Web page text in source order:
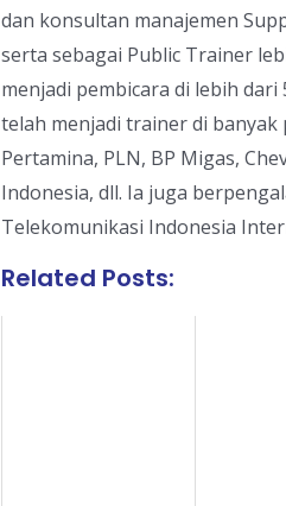
dan konsultan manajemen
serta sebagai Public Trainer
menjadi pembicara di lebih
telah menjadi trainer di
Pertamina, PLN, BP Migas,
Indonesia, dll. Ia juga
Telekomunikasi Indonesia
Related Posts: